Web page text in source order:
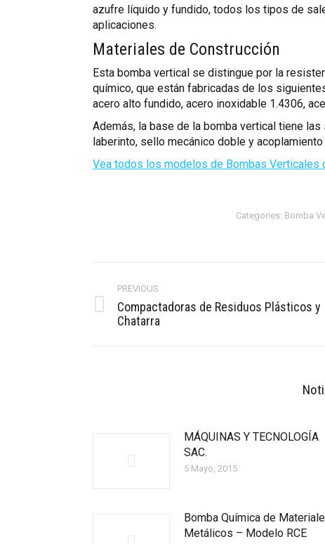
azufre líquido y fundido, todos los tipos de
aplicaciones.
Materiales de Construcción
Esta bomba vertical se distingue por la
químico, que están fabricadas de los
acero alto fundido, acero inoxidable 1.4306,
Además, la base de la bomba vertical tiene
laberinto, sello mecánico doble y
Vea todos los modelos de Bombas Verticales
Categories: Bomba
navigation
PREVIOUS
Previous
post:
Compactadoras de Residuos Plásticos y
Chatarra
MÁQUINAS Y TECNOLOGÍA
SAC.
5 Mayo, 2015
Bomba Química de
Metálicos – Modelo RCE